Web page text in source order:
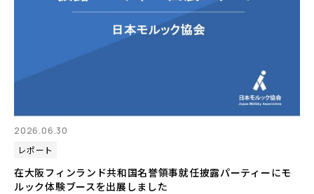
2026.06.30
レポート
在大阪フィンランド共和国名誉領事就任披露パーティーにモ
ルック体験ブースを出展しました